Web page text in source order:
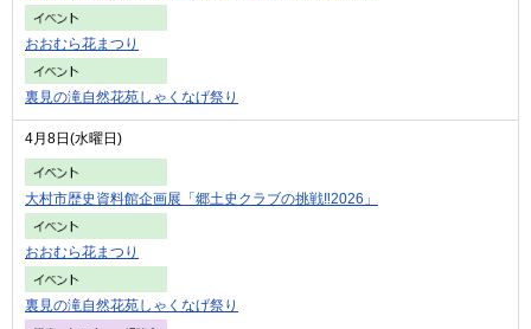
おおむら花まつり
裏見の滝自然花苑しゃくなげ祭り
4月8日(水曜日)
大村市歴史資料館企画展「郷土史クラブの挑戦‼2026」
おおむら花まつり
裏見の滝自然花苑しゃくなげ祭り